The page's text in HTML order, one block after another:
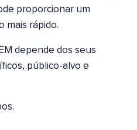
proporcionar um
mais rápido.
depende dos seus
público-alvo e